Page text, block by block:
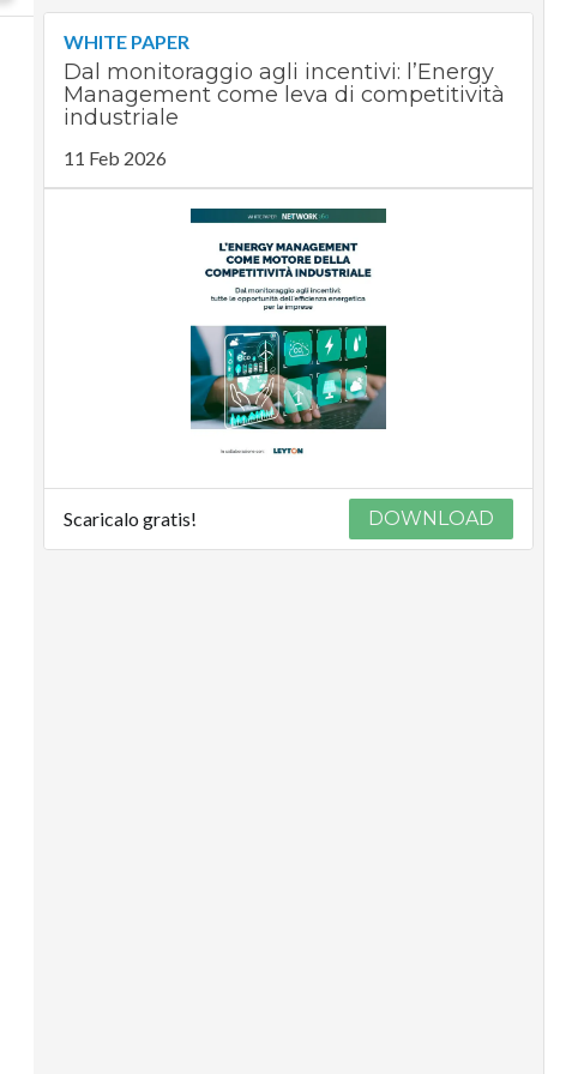
WHITE PAPER
Dal monitoraggio agli incentivi: l’Energy
Management come leva di competitività
industriale
11 Feb 2026
Scaricalo gratis! DOWNLOAD